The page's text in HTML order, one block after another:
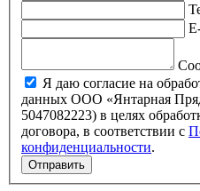
Я даю согласие на
данных ООО «Янтарная
5047082223) в целях обработки запроса и заключение
договора, в соответствии с
конфиденциальности.
Отправить